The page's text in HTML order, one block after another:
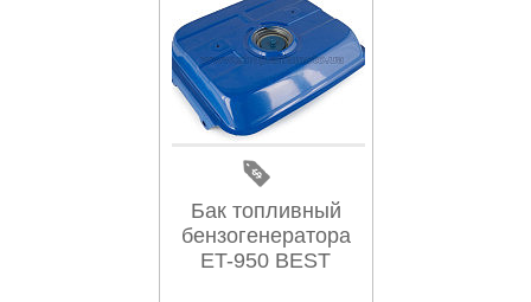
Бак топливный
бензогенератора
ET-950 BEST